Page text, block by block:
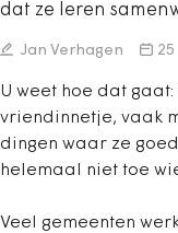
dat ze leren
Jan Verhagen
U weet hoe dat
vriendinnetje, vaak
dingen waar ze
helemaal niet toe
Veel gemeenten